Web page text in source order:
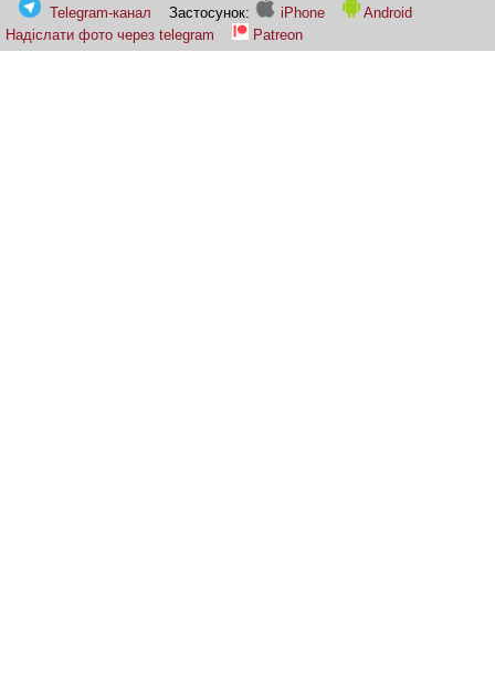
Telegram-канал
Застосунок: iPhone
Android
Надіслати фото через telegram
Patreon